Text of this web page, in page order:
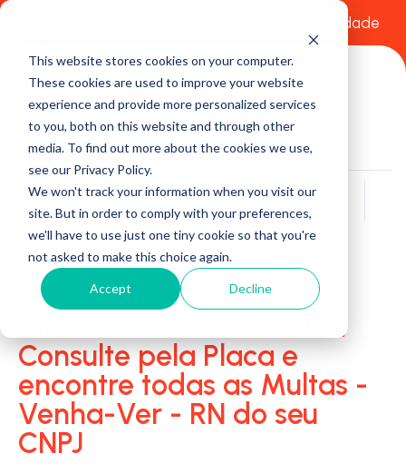
This website stores cookies on your computer.
These cookies are used to improve your website
experience and provide more personalized services
to you, both on this website and through other
media. To find out more about the cookies we use,
see our Privacy Policy.
We won't track your information when you visit our
site. But in order to comply with your preferences,
we'll have to use just one tiny cookie so that you're
not asked to make this choice again.
Accept Decline
Política de Privacidade
Buscar
Multas - Venha-Ver - RN:
Consulte pela Placa e
encontre todas as Multas -
Venha-Ver - RN do seu
CNPJ